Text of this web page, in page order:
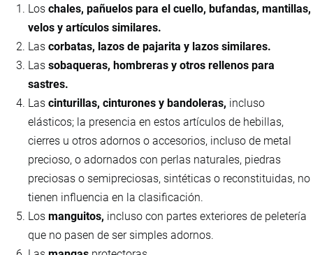
Los chales, pañuelos para el cuello, bufandas, mantillas,
velos y artículos similares.
Las corbatas, lazos de pajarita y lazos similares.
Las sobaqueras, hombreras y otros rellenos para
sastres.
Las cinturillas, cinturones y bandoleras, incluso
elásticos; la presencia en estos artículos de hebillas,
cierres u otros adornos o accesorios, incluso de metal
precioso, o adornados con perlas naturales, piedras
preciosas o semipreciosas, sintéticas o reconstituidas, no
tienen influencia en la clasificación.
Los manguitos, incluso con partes exteriores de peletería
que no pasen de ser simples adornos.